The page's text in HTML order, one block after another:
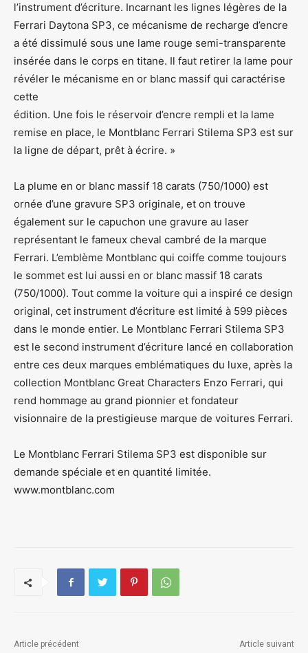
l’instrument d’écriture. Incarnant les lignes légères de la
Ferrari Daytona SP3, ce mécanisme de recharge d’encre
a été dissimulé sous une lame rouge semi-transparente
insérée dans le corps en titane. Il faut retirer la lame pour
révéler le mécanisme en or blanc massif qui caractérise
cette
édition. Une fois le réservoir d’encre rempli et la lame
remise en place, le Montblanc Ferrari Stilema SP3 est sur
la ligne de départ, prêt à écrire. »
La plume en or blanc massif 18 carats (750/1000) est
ornée d’une gravure SP3 originale, et on trouve
également sur le capuchon une gravure au laser
représentant le fameux cheval cambré de la marque
Ferrari. L’emblème Montblanc qui coiffe comme toujours
le sommet est lui aussi en or blanc massif 18 carats
(750/1000). Tout comme la voiture qui a inspiré ce design
original, cet instrument d’écriture est limité à 599 pièces
dans le monde entier. Le Montblanc Ferrari Stilema SP3
est le second instrument d’écriture lancé en collaboration
entre ces deux marques emblématiques du luxe, après la
collection Montblanc Great Characters Enzo Ferrari, qui
rend hommage au grand pionnier et fondateur
visionnaire de la prestigieuse marque de voitures Ferrari.
Le Montblanc Ferrari Stilema SP3 est disponible sur
demande spéciale et en quantité limitée.
www.montblanc.com
Article précédent Article suivant